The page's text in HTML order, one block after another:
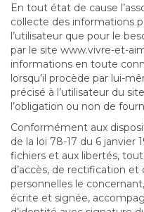
En tout état de cause
collecte des informations
l’utilisateur que pour le
par le site www.vivre-et-
informations en toute
lorsqu’il procède par lui-
précisé à l’utilisateur du
l’obligation ou non de
Conformément aux
de la loi 78-17 du 6 janvier
fichiers et aux libertés,
d’accès, de rectification et
personnelles le
écrite et signée,